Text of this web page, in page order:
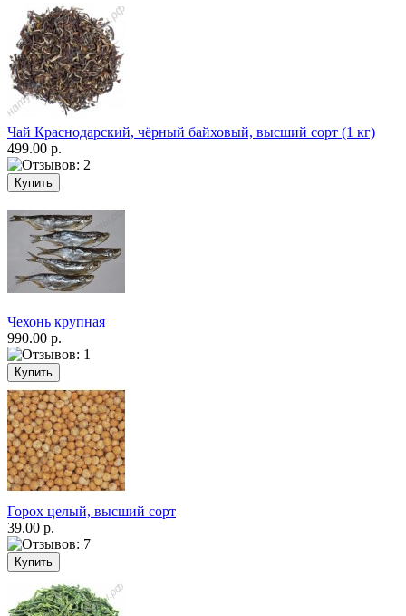
Чай Краснодарский, чёрный байховый, высший сорт (1 кг)
499.00 р.
Чехонь крупная
990.00 р.
Горох целый, высший сорт
39.00 р.